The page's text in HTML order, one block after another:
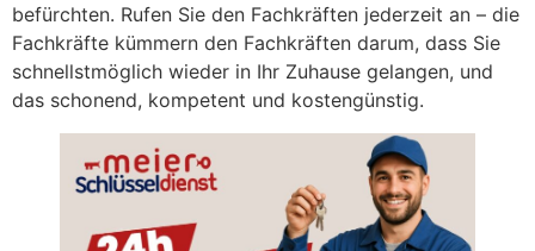
befürchten. Rufen Sie den Fachkräften jederzeit an – die
Fachkräfte kümmern den Fachkräften darum, dass Sie
schnellstmöglich wieder in Ihr Zuhause gelangen, und
das schonend, kompetent und kostengünstig.